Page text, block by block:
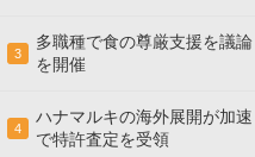
3
多職種で食の尊厳支援を議
を開催
4
ハナマルキの海外展開が加
で特許査定を受領